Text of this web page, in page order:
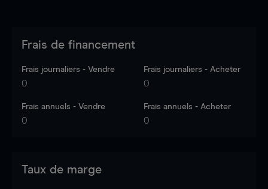
Frais de financement
Frais journaliers - Vendre
0
Frais journaliers - Acheter
0
Frais annuels - Vendre
0
Frais annuels - Acheter
0
Taux de marge